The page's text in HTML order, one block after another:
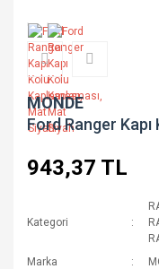
MONDE
Ford Ranger Kapı
943,37 TL
Kategori
Marka